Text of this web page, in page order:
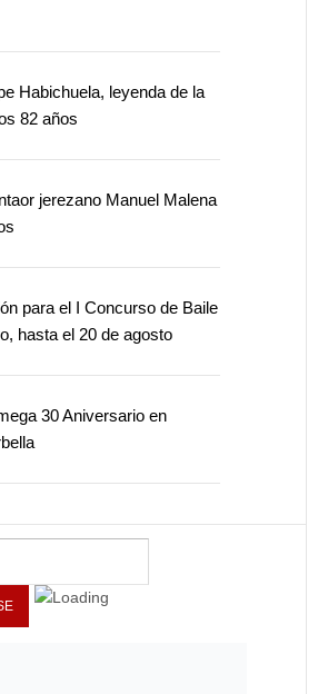
Habichuela, leyenda de la
82 años
jerezano Manuel Malena
para el I Concurso de Baile
hasta el 20 de agosto
30 Aniversario en